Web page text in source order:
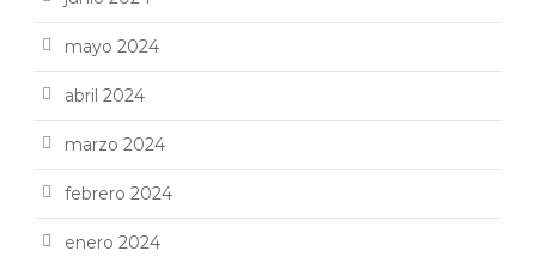
mayo 2024
abril 2024
marzo 2024
febrero 2024
enero 2024